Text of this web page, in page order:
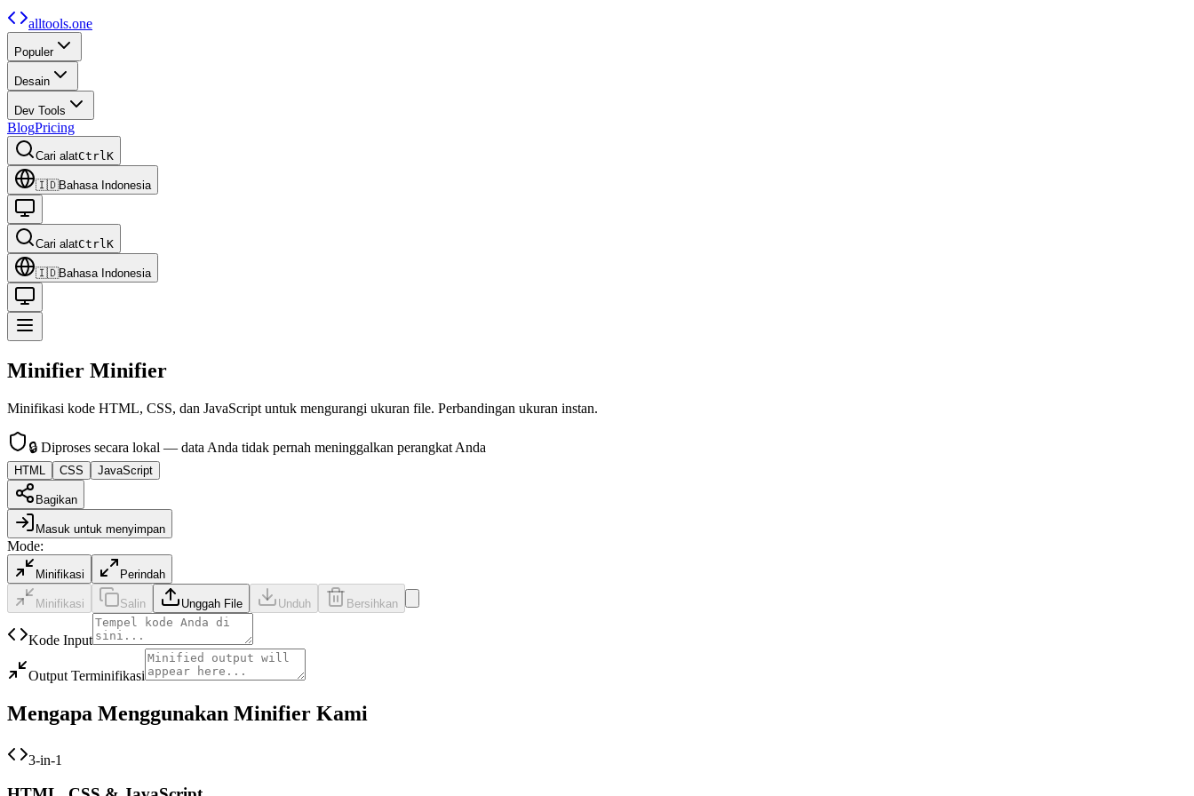
alltools.one
Populer
Desain
Dev Tools
BlogPricing
Cari alatCtrlK
🇮🇩Bahasa Indonesia
Cari alatCtrlK
🇮🇩Bahasa Indonesia
Minifier Minifier
Minifikasi kode HTML, CSS, dan JavaScript untuk mengurangi ukuran file. Perbandingan ukuran instan.
🔒 Diproses secara lokal — data Anda tidak pernah meninggalkan perangkat Anda
HTML CSS JavaScript
Bagikan
Masuk untuk menyimpan
Mode:
Minifikasi Perindah
Minifikasi Salin Unggah File Unduh Bersihkan
Kode Input
Output Terminifikasi
Mengapa Menggunakan Minifier Kami
3-in-1